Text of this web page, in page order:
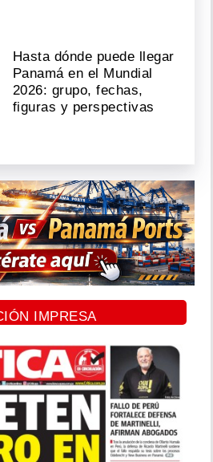
Hasta dónde puede llegar
Panamá en el Mundial
2026: grupo, fechas,
figuras y perspectivas
IMPRESA